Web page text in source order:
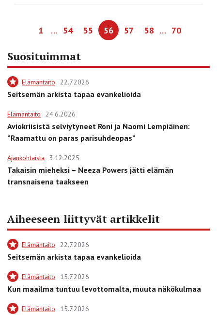
1 … 54 55 56 57 58 … 70
Suosituimmat
Elämäntaito 22.7.2026
Seitsemän arkista tapaa evankelioida
Elämäntaito 24.6.2026
Aviokriisistä selviytyneet Roni ja Naomi Lempiäinen:
”Raamattu on paras parisuhdeopas”
Ajankohtaista 3.12.2025
Takaisin mieheksi – Neeza Powers jätti elämän
transnaisena taakseen
Aiheeseen liittyvät artikkelit
Elämäntaito 22.7.2026
Seitsemän arkista tapaa evankelioida
Elämäntaito 15.7.2026
Kun maailma tuntuu levottomalta, muuta näkökulmaa
Elämäntaito 15.7.2026